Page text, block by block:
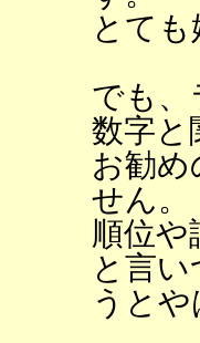
とて
でも
数字と
お勧
せん。
順位や
と言
うと